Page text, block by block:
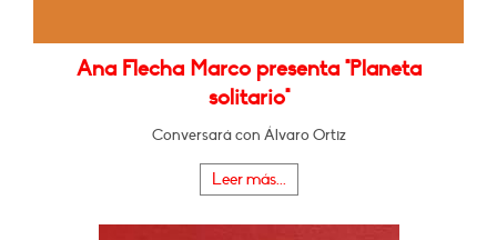
Ana Flecha Marco presenta "Planeta
solitario"
Conversará con Álvaro Ortiz
Leer más...